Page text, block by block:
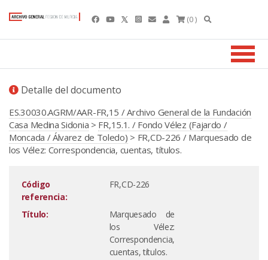
(0 )
Detalle del documento
ES.30030.AGRM/AAR-FR,15 / Archivo General de la Fundación
Casa Medina Sidonia > FR,15.1. / Fondo Vélez (Fajardo /
Moncada / Álvarez de Toledo) > FR,CD-226 / Marquesado de
los Vélez: Correspondencia, cuentas, títulos.
Código
referencia:
FR,CD-226
Título:
Marquesado de
los Vélez:
Correspondencia,
cuentas, títulos.